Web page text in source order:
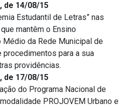
de 14/08/15
Estudantil de Letras” nas
mantêm o Ensino
Médio da Rede Municipal de
procedimentos para a sua
providências.
de 17/08/15
do Programa Nacional de
PROJOVEM Urbano e